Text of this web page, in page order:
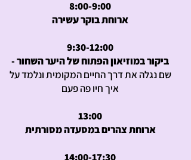
8:00-9:00
ארוחת בוקר עשירה
9:30-12:00
ביקור במוזיאון הפתוח של היער השחור -
שם נגלה את דרך החיים המקומית ונלמד על
איך חיו פה פעם
13:00
ארוחת צהרים במסעדה מסורתית
14:00-17:30